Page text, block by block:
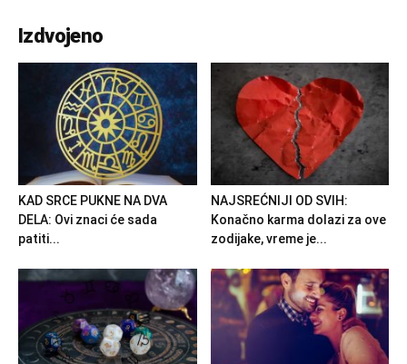
Izdvojeno
KAD SRCE PUKNE NA DVA
DELA: Ovi znaci će sada
patiti...
NAJSREĆNIJI OD SVIH:
Konačno karma dolazi za ove
zodijake, vreme je...